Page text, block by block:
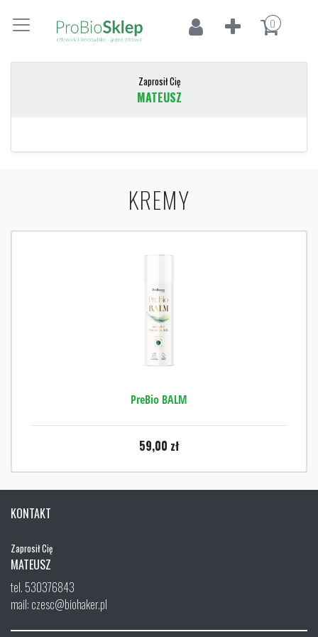
0
Zaprosił Cię
MATEUSZ
KREMY
PreBio BALM
59,00 zł
KONTAKT
Zaprosił Cię
MATEUSZ
tel. 530376843
mail: czesc@biohaker.pl